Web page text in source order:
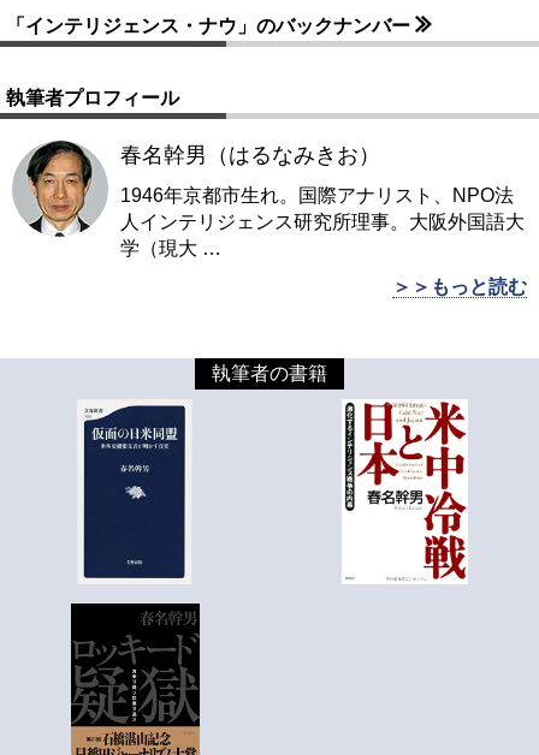
「インテリジェンス・ナウ」のバックナンバー
執筆者プロフィール
春名幹男（はるなみきお）
1946年京都市生れ。国際アナリスト、NPO法
人インテリジェンス研究所理事。大阪外国語大
学（現大 …
＞＞もっと読む
執筆者の書籍